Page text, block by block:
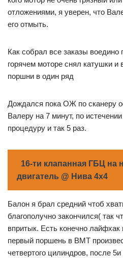
отложениями, я уверен, что
его отмыть.
Как собрал все заказы
горячем моторе снял катушки и
поршни в один ряд
Дождался пока ОЖ по сканеру
Валеру на 7 минут, по
процедуру и так 5 раз.
16-ти клапанная ГБЦ на
двигатель @ Нива 4x4
Балон я брал средний чтоб
благополучно закончился( так
впритык. Есть конечно
первый поршень в ВМТ
четвертого цилиндров, после